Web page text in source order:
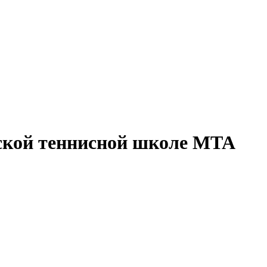
теннисной школе МТА